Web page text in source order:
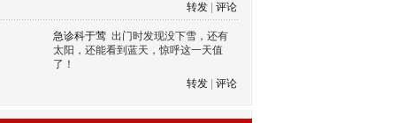
转发
评论
急诊科于莺 出门时发现没下雪，还有
太阳，还能看到蓝天，惊呼这一天值
了！
转发
评论